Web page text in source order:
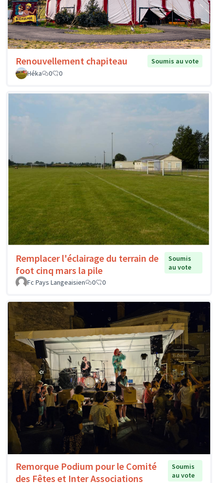
Renouvellement chapiteau
Soumis au vote
Héka
0 0
Remplacer l'éclairage du terrain de
foot cinq mars la pile
Soumis
au vote
Fc Pays Langeaisien
0 0
Remorque Podium pour le Comité
des Fêtes et Inter Associations
Soumis
au vote